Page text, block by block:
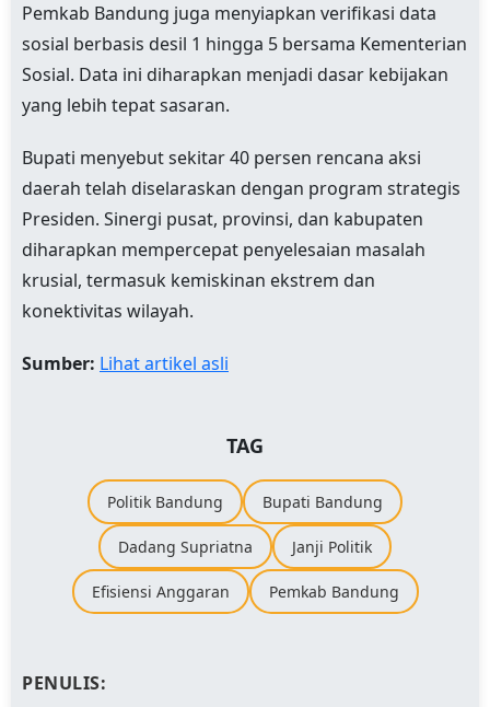
Pemkab Bandung juga menyiapkan verifikasi data
sosial berbasis desil 1 hingga 5 bersama Kementerian
Sosial. Data ini diharapkan menjadi dasar kebijakan
yang lebih tepat sasaran.
Bupati menyebut sekitar 40 persen rencana aksi
daerah telah diselaraskan dengan program strategis
Presiden. Sinergi pusat, provinsi, dan kabupaten
diharapkan mempercepat penyelesaian masalah
krusial, termasuk kemiskinan ekstrem dan
konektivitas wilayah.
Sumber: Lihat artikel asli
TAG
Politik Bandung Bupati Bandung
Dadang Supriatna Janji Politik
Efisiensi Anggaran Pemkab Bandung
PENULIS: